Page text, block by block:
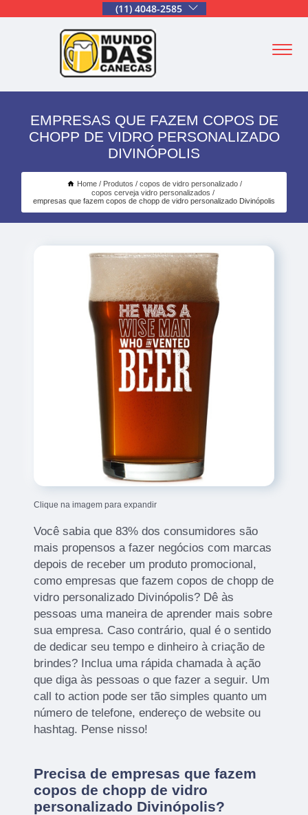
(11) 4048-2585
EMPRESAS QUE FAZEM COPOS DE
CHOPP DE VIDRO PERSONALIZADO
DIVINÓPOLIS
Home Produtos
copos de vidro personalizado
copos cerveja vidro personalizados
empresas que fazem copos de chopp de vidro personalizado Divinópolis
Clique na imagem para expandir
Você sabia que 83% dos consumidores são
mais propensos a fazer negócios com marcas
depois de receber um produto promocional,
como empresas que fazem copos de chopp de
vidro personalizado Divinópolis? Dê às
pessoas uma maneira de aprender mais sobre
sua empresa. Caso contrário, qual é o sentido
de dedicar seu tempo e dinheiro à criação de
brindes? Inclua uma rápida chamada à ação
que diga às pessoas o que fazer a seguir. Um
call to action pode ser tão simples quanto um
número de telefone, endereço de website ou
hashtag. Pense nisso!
Precisa de empresas que fazem
copos de chopp de vidro
personalizado Divinópolis?